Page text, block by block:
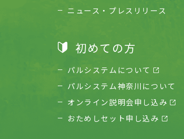
ニュース・プレスリリース
初めての方
パルシステムについて
パルシステム神奈川について
オンライン説明会申し込み
おためしセット申し込み